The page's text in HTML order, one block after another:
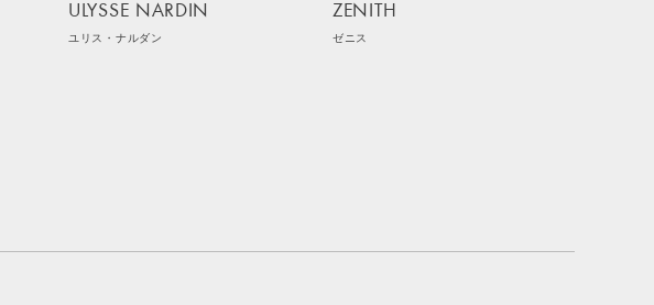
ULYSSE NARDIN
ユリス・ナルダン
ZENITH
ゼニス